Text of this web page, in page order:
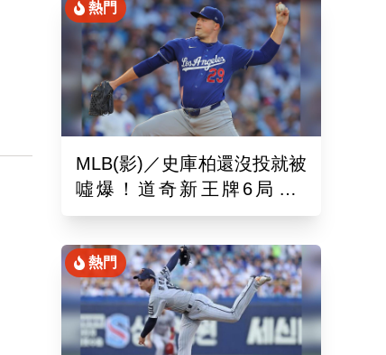
熱門
MLB(影)／史庫柏還沒投就被
噓爆！道奇新王牌6局失2
分 交易後首秀吞第六敗
熱門